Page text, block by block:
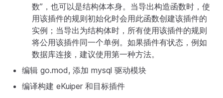
数”，也可以是结构体本身。当导出构造函数时，使
用该插件的规则初始化时会用此函数创建该插件的
实例；当导出为结构体时，所有使用该插件的规则
将公用该插件同一个单例。如果插件有状态，例如
数据库连接，建议使用第一种方法。
编辑 go.mod, 添加 mysql 驱动模块
编译构建 eKuiper 和目标插件